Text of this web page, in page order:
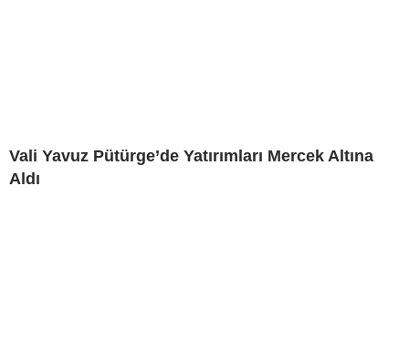
Vali Yavuz Pütürge’de Yatırımları Mercek Altına
Aldı